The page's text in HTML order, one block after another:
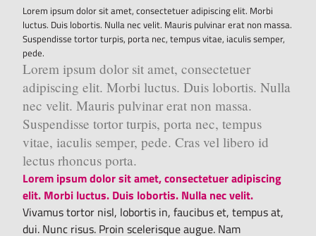
Lorem ipsum dolor sit amet, consectetuer adipiscing elit. Morbi
luctus. Duis lobortis. Nulla nec velit. Mauris pulvinar erat non massa.
Suspendisse tortor turpis, porta nec, tempus vitae, iaculis semper,
pede.
Lorem ipsum dolor sit amet, consectetuer
adipiscing elit. Morbi luctus. Duis lobortis. Nulla
nec velit. Mauris pulvinar erat non massa.
Suspendisse tortor turpis, porta nec, tempus
vitae, iaculis semper, pede. Cras vel libero id
lectus rhoncus porta.
Lorem ipsum dolor sit amet, consectetuer adipiscing
elit. Morbi luctus. Duis lobortis. Nulla nec velit.
Vivamus tortor nisl, lobortis in, faucibus et, tempus at,
dui. Nunc risus. Proin scelerisque augue. Nam